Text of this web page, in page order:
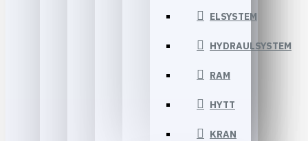
ELSYSTEM
HYDRAULSYSTEM
RAM
HYTT
KRAN